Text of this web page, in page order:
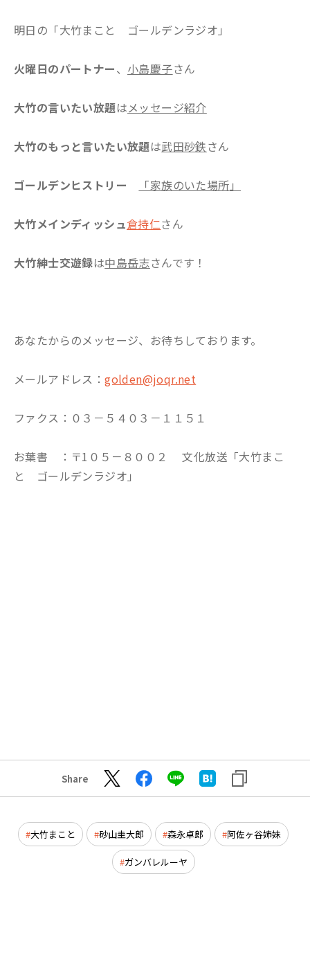
明日の「大竹まこと ゴールデンラジオ」
火曜日のパートナー、 小島慶子さん
大竹の言いたい放題はメッセージ紹介
大竹のもっと言いたい放題は武田砂鉄さん
ゴールデンヒストリー 「家族のいた場所 」
大竹メインディッシュ倉持仁さん
大竹紳士交遊録は中島岳志さんです！
あなたからのメッセージ、お待ちしております。
メールアドレス：golden@joqr.net
ファクス：０３－５４０３－１１５１
お葉書 ：〒1０５－８００２ 文化放送「大竹まこ
と ゴールデンラジオ」
Share
大竹まこと 砂山圭大郎 森永卓郎 阿佐ヶ谷姉妹
ガンバレルーヤ